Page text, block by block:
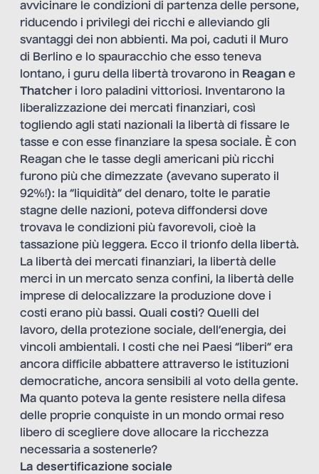
avvicinare le condizioni di partenza delle persone,
riducendo i privilegi dei ricchi e alleviando gli
svantaggi dei non abbienti. Ma poi, caduti il Muro
di Berlino e lo spauracchio che esso teneva
lontano, i guru della libertà trovarono in Reagan e
Thatcheri loro paladini vittoriosi. Inventarono la
liberalizzazione dei mercati finanziari, così
togliendo agli stati nazionali la libertà di fissare le
tasse e con esse finanziare la spesa sociale. È con
Reagan che le tasse degli americani più ricchi
furono più che dimezzate (avevano superato il
92%!): la “liquidità” del denaro, tolte le paratie
stagne delle nazioni, poteva diffondersi dove
trovava le condizioni più favorevoli, cioè la
tassazione più leggera. Ecco il trionfo della libertà.
La libertà dei mercati finanziari, la libertà delle
merci in un mercato senza confini, la libertà delle
imprese di delocalizzare la produzione dove i
costi erano più bassi. Quali costi? Quelli del
lavoro, della protezione sociale, dell’energia, dei
vincoli ambientali. I costi che nei Paesi “liberi” era
ancora difficile abbattere attraverso le istituzioni
democratiche, ancora sensibili al voto della gente.
Ma quanto poteva la gente resistere nella difesa
delle proprie conquiste in un mondo ormai reso
libero di scegliere dove allocare la ricchezza
necessaria a sostenerle?
La desertificazione sociale